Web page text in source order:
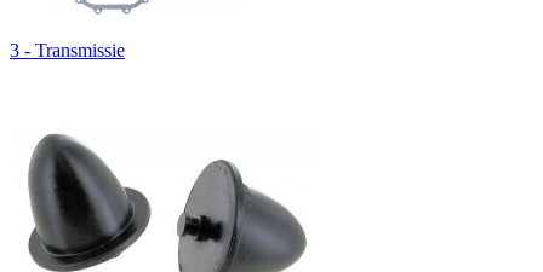
3 - Transmissie